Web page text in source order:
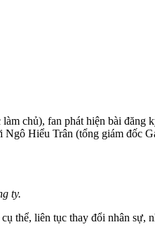
chủ), fan phát hiện bài
Hiểu Trân (tổng giám đốc
ty.
thể, liên tục thay đổi nhân